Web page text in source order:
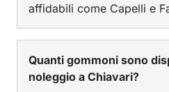
affidabili come Capelli e
Quanti gommoni sono
noleggio a Chiavari?